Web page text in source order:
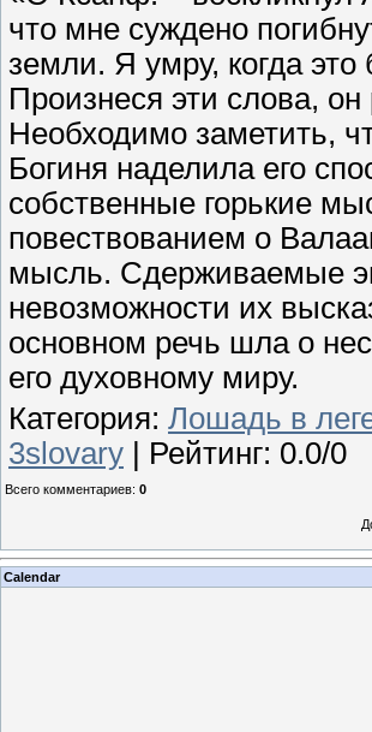
что мне суждено
земли. Я умру, когда это
Произнеся эти слова, он
Необходимо заметить,
Богиня наделила его
собственные горькие
повествованием о
мысль. Сдерживаемые
невозможности их
основном речь шла о
его духовному миру.
Категория: Лошадь в
3slovary
Рейтинг: 0.0/0
Всего комментариев: 0
Calendar